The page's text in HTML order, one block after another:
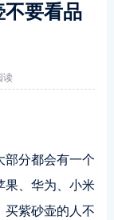
不要看品
读
部分都会有一个
果、华为、小米
买紫砂壶的人不